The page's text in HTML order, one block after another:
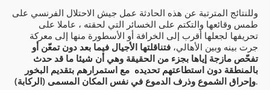
وللنتائج المترتبة عن هذه الحادثة عمل جيش الاحتلال الفرنسي على
طمس وقائعها والتكتم على الخسائر التي لحقته ، عاملا على
تحريفها لجعلها أقرب إلى الخرافة أو الأسطورة منها إلى معركة
جرت بينه وبين الأهالي، فتناقلتها الأجيال فيما بعد دون تمعّن أو
تفحّص مازجة إياها بجزء من الحقيقة وهي أن شيئا ما قد حدث
بالمنطقة دون استطاعتهم تحديده مع استمرارهم بتقديم البخور
وإحراق الشموع وذرف الدموع في نفس المكان المسمى (الركابة).